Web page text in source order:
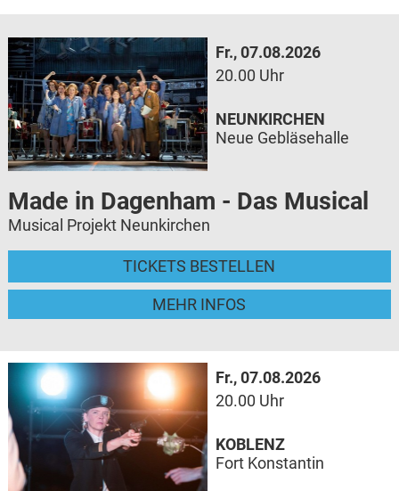
Fr., 07.08.2026
20.00 Uhr
Made in Dagenham - Das Musical
Musical Projekt Neunkirchen
TICKETS BESTELLEN
MEHR INFOS
NEUNKIRCHEN
Neue Gebläsehalle
Fr., 07.08.2026
20.00 Uhr
KOBLENZ
Fort Konstantin